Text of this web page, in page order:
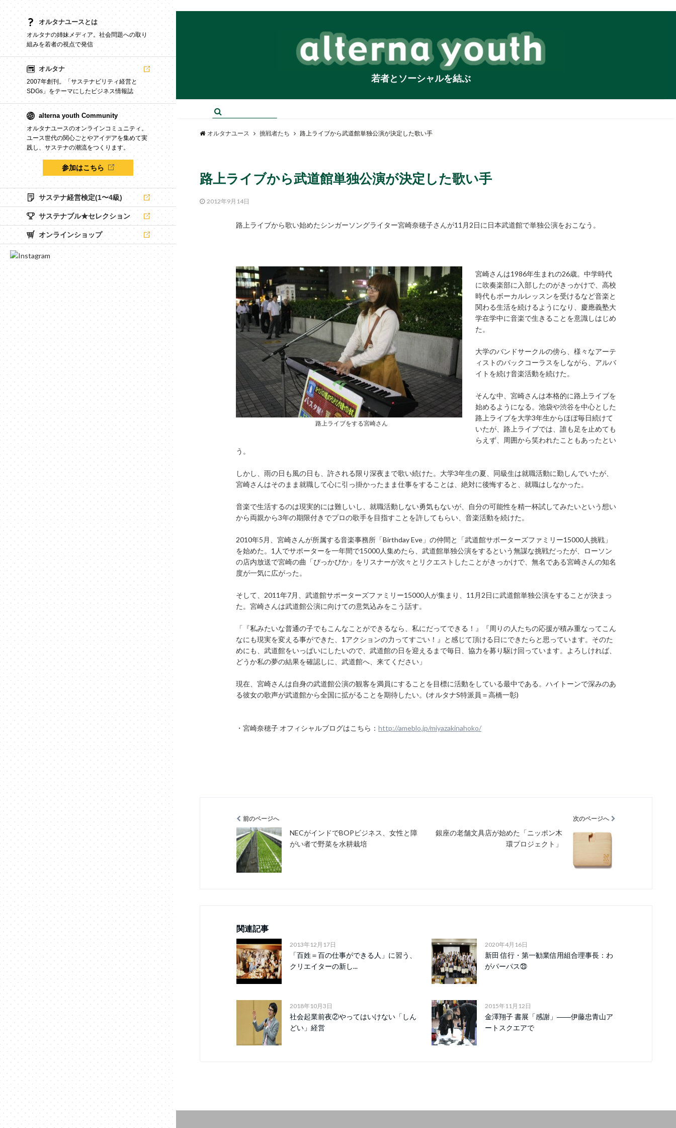
オルタナユースとは
オルタナの姉妹メディア。社会問題への取り
組みを若者の視点で発信
オルタナ
2007年創刊。「サステナビリティ経営と
SDGs」をテーマにしたビジネス情報誌
alterna youth Community
オルタナユースのオンラインコミュニティ。
ユース世代の関心ごとやアイデアを集めて実
践し、サステナの潮流をつくります。
参加はこちら
サステナ経営検定(1〜4級)
サステナブル★セレクション
オンラインショップ
若者とソーシャルを結ぶ
オルタナユース 挑戦者たち 路上ライブから武道館単独公演が決定した歌い手
路上ライブから武道館単独公演が決定した歌い手
2012年9月14日
路上ライブから歌い始めたシンガーソングライター宮崎奈穂子さんが11月2日に日本武道館で単独公演をおこなう。
路上ライブをする宮崎さん
宮崎さんは1986年生まれの26歳。中学時代
に吹奏楽部に入部したのがきっかけで、高校
時代もボーカルレッスンを受けるなど音楽と
関わる生活を続けるようになり、慶應義塾大
学在学中に音楽で生きることを意識しはじめ
た。
大学のバンドサークルの傍ら、様々なアーテ
ィストのバックコーラスをしながら、アルバ
イトを続け音楽活動を続けた。
そんな中、宮崎さんは本格的に路上ライブを
始めるようになる。池袋や渋谷を中心とした
路上ライブを大学3年生からほぼ毎日続けて
いたが、路上ライブでは、誰も足を止めても
らえず、周囲から笑われたこともあったとい
う。
しかし、雨の日も風の日も、許される限り深夜まで歌い続けた。大学3年生の夏、同級生は就職活動に勤しんでいたが、
宮崎さんはそのまま就職して心に引っ掛かったまま仕事をすることは、絶対に後悔すると、就職はしなかった。
音楽で生活するのは現実的には難しいし、就職活動しない勇気もないが、自分の可能性を精一杯試してみたいという想い
から両親から3年の期限付きでプロの歌手を目指すことを許してもらい、音楽活動を続けた。
2010年5月、宮崎さんが所属する音楽事務所「Birthday Eve」の仲間と「武道館サポーターズファミリー15000人挑戦」
を始めた。1人でサポーターを一年間で15000人集めたら、武道館単独公演をするという無謀な挑戦だったが、ローソン
の店内放送で宮崎の曲「ぴっかぴか」をリスナーが次々とリクエストしたことがきっかけで、無名である宮崎さんの知名
度が一気に広がった。
そして、2011年7月、武道館サポーターズファミリー15000人が集まり、11月2日に武道館単独公演をすることが決まっ
た。宮崎さんは武道館公演に向けての意気込みをこう話す。
「『私みたいな普通の子でもこんなことができるなら、私にだってできる！』『周りの人たちの応援が積み重なってこん
なにも現実を変える事ができた、1アクションの力ってすごい！』と感じて頂ける日にできたらと思っています。そのた
めにも、武道館をいっぱいにしたいので、武道館の日を迎えるまで毎日、協力を募り駆け回っています。よろしければ、
どうか私の夢の結果を確認しに、武道館へ、来てください」
現在、宮崎さんは自身の武道館公演の観客を満員にすることを目標に活動をしている最中である。ハイトーンで深みのあ
る彼女の歌声が武道館から全国に拡がることを期待したい。(オルタナS特派員＝高橋一彰)
・宮崎奈穂子 オフィシャルブログはこちら： http://ameblo.jp/miyazakinahoko/
前のページへ
NECがインドでBOPビジネス、女性と障
がい者で野菜を水耕栽培
次のページへ
銀座の老舗文具店が始めた「ニッポン木
環プロジェクト」
関連記事
2013年12月17日
「百姓＝百の仕事ができる人」に習う、
クリエイターの新し...
2020年4月16日
新田 信行・第一勧業信用組合理事長：わ
がパーパス㉓
2018年10月3日
社会起業前夜②やってはいけない「しん
どい」経営
2015年11月12日
金澤翔子 書展「感謝」――伊藤忠青山ア
ートスクエアで